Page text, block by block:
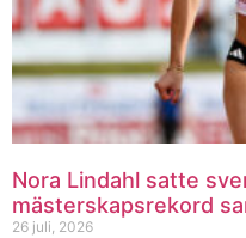
Nora Lindahl satte
mästerskapsrekord
26 juli, 2026